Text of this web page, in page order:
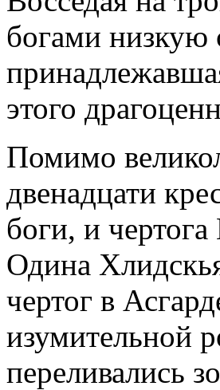
богами низкую
этого
Помимо
двенадцати
боги, и чертога
Одина
чертог в
изумительной
переливались